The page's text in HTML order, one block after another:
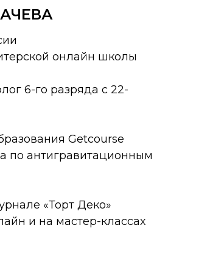
онлайн школы
6-го разряда с 22-
Getcourse
по антигравитационным
«Торт Деко»
и на мастер-классах